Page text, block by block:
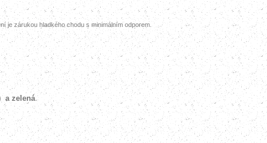
je zárukou hladkého chodu s minimálním odporem.
a zelená.